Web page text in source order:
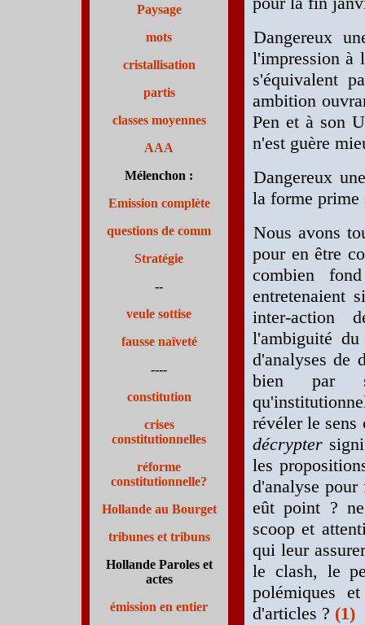
Dangereux
l'impression à
s'équivalent
ambition
Pen et à son
n'est guère
Dangereux
la forme
Nous avons
pour en être
combien
entretenaient
inter-action
l'ambiguité
d'analyses de
bien par
révéler le sens
décrypter
les
d'analyse
eût point ?
scoop et
qui leur
le clash, le
polémiques
d'articles ? (1)
Paysage
mots
cristallisation
partis
classes moyennes
AAA
Mélenchon :
Emission complète
questions de comm
Stratégie
--
veule sottise
fausse naïveté
----
constitution
crises
constitutionnelles
réforme
constitutionnelle?
Hollande au Bourget
tribunes et tribuns
Hollande Paroles et
actes
émission en entier